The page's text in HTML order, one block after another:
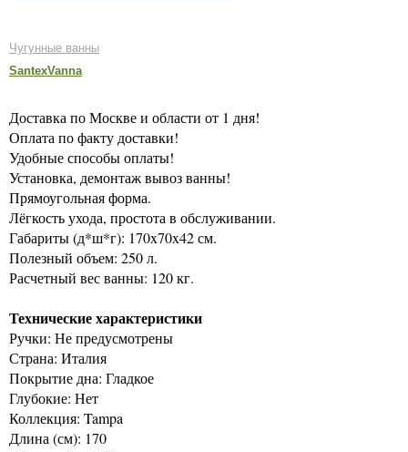
Чугунные ванны
SantexVanna
Доставка по Москве и области от 1 дня!
Оплата по факту доставки!
Удобные способы оплаты!
Установка, демонтаж вывоз ванны!
Прямоугольная форма.
Лёгкость ухода, простота в обслуживании.
Габариты (д*ш*г): 170x70x42 см.
Полезный объем: 250 л.
Расчетный вес ванны: 120 кг.
Технические характеристики
Ручки: Не предусмотрены
Страна: Италия
Покрытие дна: Гладкое
Глубокие: Нет
Коллекция: Tampa
Длина (см): 170